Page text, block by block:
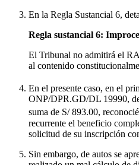
En la Regla Sustancial 6,
Regla sustancial 6:
El Tribunal no admitirá el
al contenido
En el presente caso, en el
ONP/DPR.GD/DL 19990, de
suma de S/ 893.00,
recurrente el beneficio
solicitud de su inscripción
Sin embargo, de autos se